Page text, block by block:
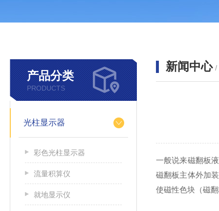
产品分类
PRODUCTS
光柱显示器
彩色光柱显示器
流量积算仪
就地显示仪
新闻中心 /
一般说来磁翻板
磁翻板主体外加
使磁性色块（磁